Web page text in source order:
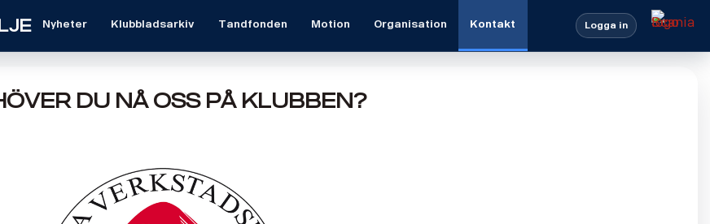
Nyheter Klubbladsarkiv Tandfonden Motion Organisation Kontakt Logga in
du nå oss på klubben?